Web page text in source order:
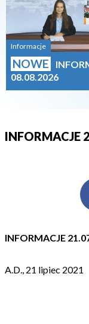
Informacje
NOWE
08.08.2026
INFORMACJE
INFORMACJE
A.D., 21 lipiec 2021